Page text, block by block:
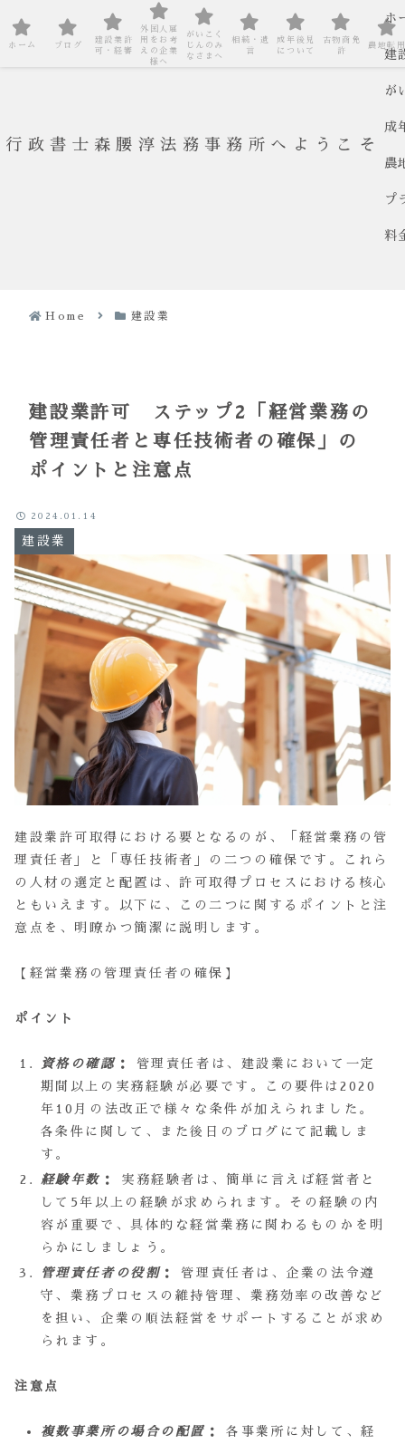
行政書士森腰淳法務事務所へようこそ
ホ
建
が
成
農
プ
料
Home 建設業
建設業許可 ステップ2「経営業務の
管理責任者と専任技術者の確保」の
ポイントと注意点
建設業
2024.01.14
建設業許可取得における要となるのが、「経営業務の管
理責任者」と「専任技術者」の二つの確保です。これら
の人材の選定と配置は、許可取得プロセスにおける核心
ともいえます。以下に、この二つに関するポイントと注
意点を、明瞭かつ簡潔に説明します。
【経営業務の管理責任者の確保】
ポイント
資格の確認 ：
管理責任者は、建設業において一定
期間以上の実務経験が必要です。この要件は2020
年10月の法改正で様々な条件が加えられました。
各条件に関して、また後日のブログにて記載しま
す。
経験年数 ：
実務経験者は、簡単に言えば経営者と
して5年以上の経験が求められます。その経験の内
容が重要で、具体的な経営業務に関わるものかを明
らかにしましょう。
管理責任者の役割 ：
管理責任者は、企業の法令遵
守、業務プロセスの維持管理、業務効率の改善など
を担い、企業の順法経営をサポートすることが求め
られます。
注意点
複数事業所の場合の配置 ：
各事業所に対して、経
ホーム ブログ
建設業許
可・経審
外国人雇
用をお考
えの企業
様へ
がいこく
じんのみ
なさまへ
相続・遺
言
成年後見
について
古物商免
許
農地転